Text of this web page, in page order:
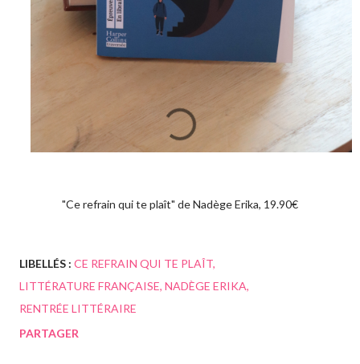
"Ce refrain qui te plaît" de Nadège Erika, 19.90€
LIBELLÉS : CE REFRAIN QUI TE PLAÎT
LITTÉRATURE FRANÇAISE NADÈGE ERIKA
RENTRÉE LITTÉRAIRE
PARTAGER